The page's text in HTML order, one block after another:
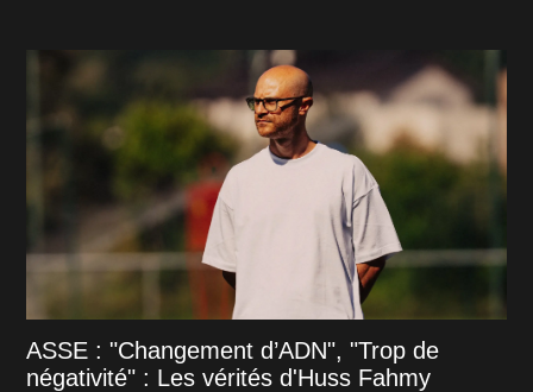
ASSE : "Changement d’ADN", "Trop de
négativité" : Les vérités d'Huss Fahmy